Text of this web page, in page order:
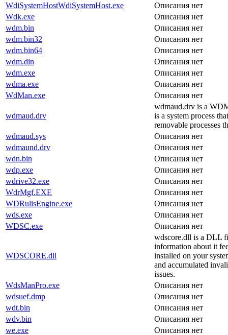
WdiSystemHostWdiSystemHost.exe
Описания нет
Wdk.exe
Описания нет
wdm.bin
Описания нет
wdm.bin32
Описания нет
wdm.bin64
Описания нет
wdm.din
Описания нет
wdm.exe
Описания нет
wdma.exe
Описания нет
WdMan.exe
Описания нет
wdmaud.drv
wdmaud.drv is a
is a system process
removable processes
wdmaud.sys
Описания нет
wdmaund.drv
Описания нет
wdn.bin
Описания нет
wdp.exe
Описания нет
wdrive32.exe
Описания нет
WdrMgf.EXE
Описания нет
WDRulisEngine.exe
Описания нет
wds.exe
Описания нет
WDSC.exe
Описания нет
WDSCORE.dll
wdscore.dll is a DLL
information about it
installed on your
and accumulated
issues.
WdsManPro.exe
Описания нет
wdsuef.dmp
Описания нет
wdt.bin
Описания нет
wdv.bin
Описания нет
we.exe
Описания нет